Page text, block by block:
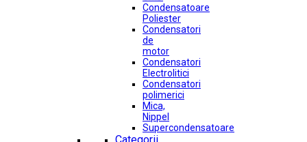
Condensatoare
Poliester
Condensatori
de
motor
Condensatori
Electrolitici
Condensatori
polimerici
Mica,
Nippel
Supercondensatoare